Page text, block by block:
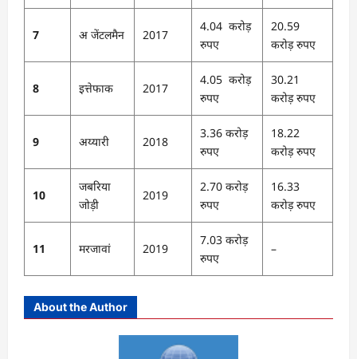
7 अ जेंटलमैन 2017
4.04 करोड़
रुपए
20.59
करोड़ रुपए
8 इत्तेफाक 2017
4.05 करोड़
रुपए
30.21
करोड़ रुपए
9 अय्यारी 2018
3.36 करोड़
रुपए
18.22
करोड़ रुपए
10
जबरिया
जोड़ी
2019
2.70 करोड़
रुपए
16.33
करोड़ रुपए
11 मरजावां 2019
7.03 करोड़
रुपए
–
About the Author